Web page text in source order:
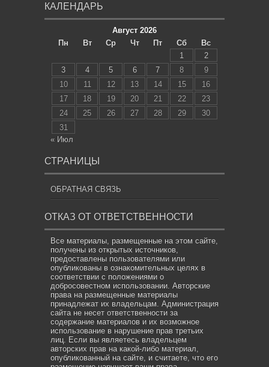
КАЛЕНДАРЬ
Август 2026
Пн
Вт Ср Чт Пт Сб
Вс
1
2
3
4 5 6 7 8
9
10
11 12 13 14 15
16
17
18 19 20 21 22
23
24
25 26 27 28 29
30
31
« Июл
СТРАНИЦЫ
ОБРАТНАЯ СВЯЗЬ
ОТКАЗ ОТ ОТВЕТСТВЕННОСТИ
Все материалы, размещенные на этом сайте,
получены из открытых источников,
предоставлены пользователями или
опубликованы в ознакомительных целях в
соответствии с положениями о
добросовестном использовании. Авторские
права на размещенные материалы
принадлежат их владельцам. Администрация
сайта не несет ответственности за
содержание материалов и их возможное
использование в нарушение прав третьих
лиц. Если вы являетесь владельцем
авторских прав на какой-либо материал,
опубликованный на сайте, и считаете, что его